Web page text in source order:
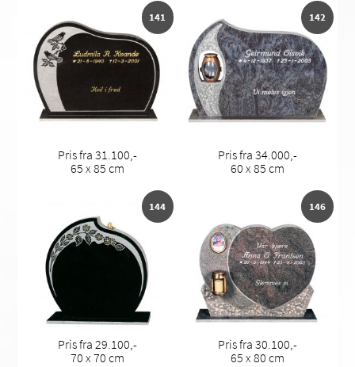
141
Pris fra 31.100,-
65 x 85 cm
142
Pris fra 34.000,-
60 x 85 cm
144
Pris fra 29.100,-
70 x 70 cm
146
Pris fra 30.100,-
65 x 80 cm